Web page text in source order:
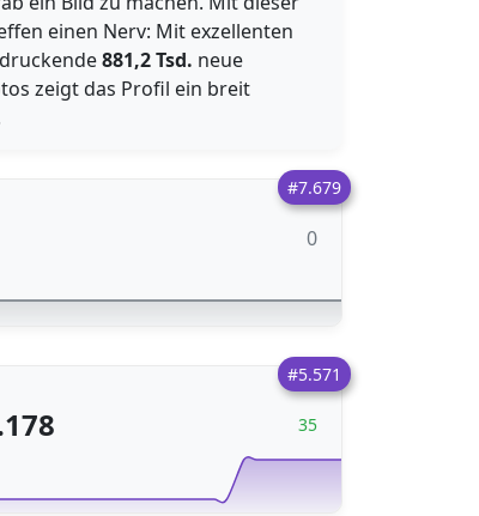
einen Nerv: Mit exzellenten
881,2 Tsd. neue
zeigt das Profil ein breit
#7.679
0
#5.571
35